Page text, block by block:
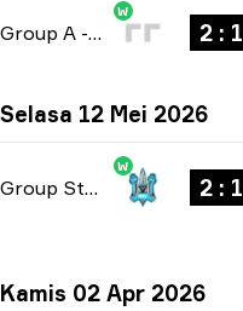
Group A - bo3
W
2 : 1
Selasa 12 Mei 2026
Group Stage -bo3
W
2 : 1
Kamis 02 Apr 2026